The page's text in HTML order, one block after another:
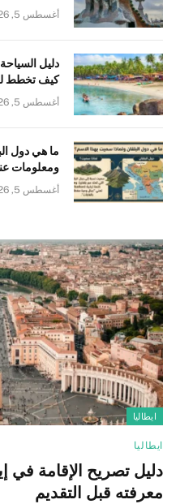
أغسطس 5, 2026
كيف تخطط
أغسطس 5, 2026
ما هي دول
ومعلومات
أغسطس 5, 2026
ايطاليا
ايطاليا
معرفته قبل التقديم